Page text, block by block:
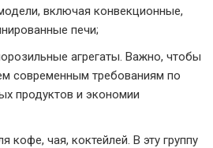
включая конвекционные,
печи;
агрегаты. Важно, чтобы
современным требованиям по
продуктов и экономии
кофе, чая, коктейлей. В эту группу